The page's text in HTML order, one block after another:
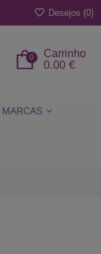
Desejos (0)
Carrinho
0
0.00 €
MARCAS